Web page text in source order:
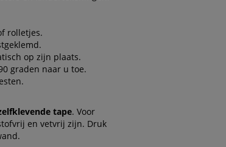
rolletjes.
op zijn plaats.
graden naar u toe.
tape. Voor
en vetvrij zijn. Druk